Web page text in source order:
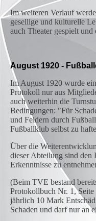
Im weiteren Verlauf
gesellige und kulturelle
auch Theater gespielt und
August 1920 -
Im August 1920 wurde
Protokoll nur aus
auch weiterhin die
Bedingungen: "Für
und Feldern durch
Fußballklub selbst zu
Über die
dieser Abteilung sind den
Erkenntnisse zu
(Beim TVE bestand
Protokollbuch Nr. 1,
jährlich 10 Mark
Schaden und darf nur an